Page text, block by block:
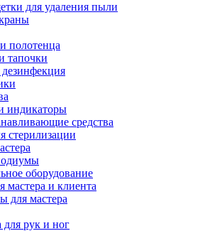
для удаления пыли
полотенца
тапочки
индикаторы
средства
стерилизации
оборудование
мастера и клиента
для мастера
для рук и ног